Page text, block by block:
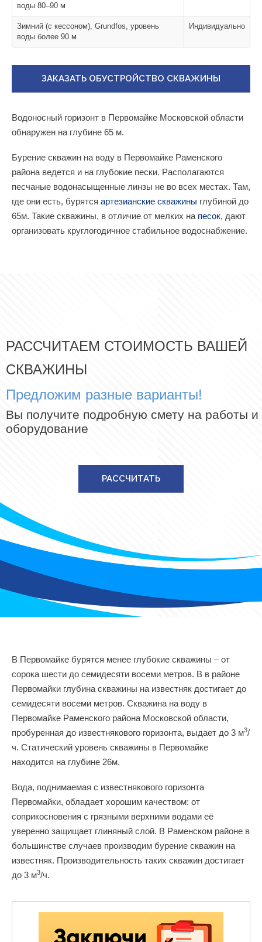
воды 80–90 м
Зимний (с кессоном), Grundfos, уровень
воды более 90 м
Индивидуально
ЗАКАЗАТЬ ОБУСТРОЙСТВО СКВАЖИНЫ
Водоносный горизонт в Первомайке Московской области
обнаружен на глубине 65 м.
Бурение скважин на воду в Первомайке Раменского
района ведется и на глубокие пески. Располагаются
песчаные водонасыщенные линзы не во всех местах. Там,
где они есть, бурятся артезианские скважины глубиной до
65м. Такие скважины, в отличие от мелких на песок, дают
организовать круглогодичное стабильное водоснабжение.
РАССЧИТАЕМ СТОИМОСТЬ ВАШЕЙ
СКВАЖИНЫ
Предложим разные варианты!
Вы получите подробную смету на работы и
оборудование
РАССЧИТАТЬ
В Первомайке бурятся менее глубокие скважины – от
сорока шести до семидесяти восеми метров. В в районе
Первомайки глубина скважины на известняк достигает до
семидесяти восеми метров. Скважина на воду в
Первомайке Раменского района Московской области,
пробуренная до известнякового горизонта, выдает до 3 м3/
ч. Статический уровень скважины в Первомайке
находится на глубине 26м.
Вода, поднимаемая с известнякового горизонта
Первомайки, обладает хорошим качеством: от
соприкосновения с грязными верхними водами её
уверенно защищает глиняный слой. В Раменском районе в
большинстве случаев производим бурение скважин на
известняк. Производительность таких скважин достигает
до 3 м3/ч.